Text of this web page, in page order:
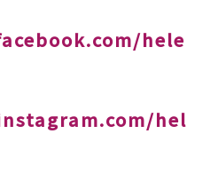
hele
hel